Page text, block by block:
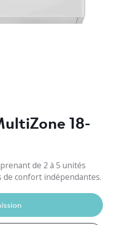
18-
de 2 à 5 unités
confort indépendantes.